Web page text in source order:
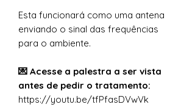
Esta funcionará como uma antena
enviando o sinal das frequências
para o ambiente.
💌 Acesse a palestra a ser vista
antes de pedir o tratamento:
https://youtu.be/tfPfasDVwVk